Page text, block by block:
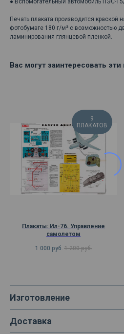
● Вспомогательный автомобиль ПЭС-
Печать плаката производится краской
фотобумаге 180 г/м² с возможностью
ламинирования глянцевой пленкой.
Вас могут заинтересовать эти
9
ПЛАКАТОВ
Плакаты: Ил-76. Управление
самолетом
1 000 руб. 1 200 руб.
Изготовление
Доставка